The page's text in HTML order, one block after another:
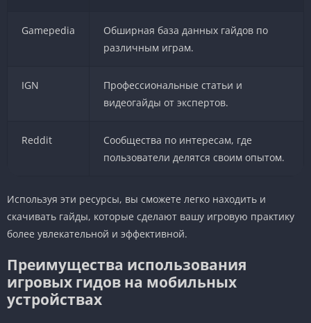
Gamepedia
Обширная база данных гайдов по
различным играм.
IGN
Профессиональные статьи и
видеогайды от экспертов.
Reddit
Сообщества по интересам, где
пользователи делятся своим опытом.
Используя эти ресурсы, вы сможете легко находить и
скачивать гайды, которые сделают вашу игровую практику
более увлекательной и эффективной.
Преимущества использования
игровых гидов на мобильных
устройствах